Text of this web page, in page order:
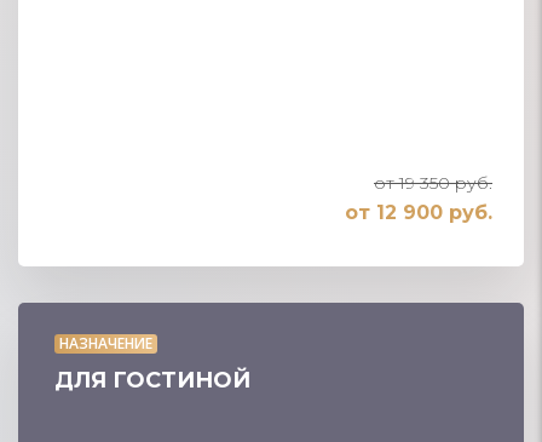
от 19 350 руб.
от 12 900 руб.
НАЗНАЧЕНИЕ
ДЛЯ ГОСТИНОЙ